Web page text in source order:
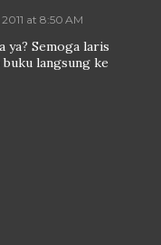
at 8:50 AM
ya? Semoga laris
buku langsung ke